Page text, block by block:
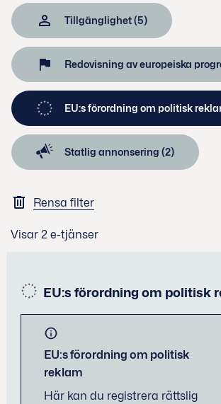
Tillgänglighet (5)
Redovisning av europeiska
EU:s förordning om politisk
Statlig annonsering (2)
Rensa filter
Visar 2 e-tjänser
EU:s förordning om politisk
EU:s förordning om politisk
reklam
Här kan du registrera rättslig